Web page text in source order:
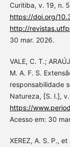
Curitiba, v. 19, n.
https://doi.org/
http://
30 mar. 2026.
VALE, C. T.;
M. A. F. S.
responsabilidade
Natureza, [S. l.],
https://
Acesso em: 30
XEREZ, A. S. P.,